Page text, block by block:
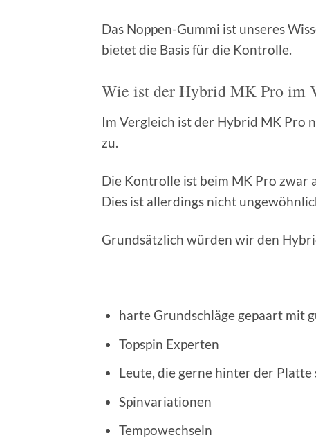
Das Noppen-Gummi ist unseres
bietet die Basis für die Kontrolle.
Wie ist der Hybrid MK Pro im
Im Vergleich ist der Hybrid MK Pro
zu.
Die Kontrolle ist beim MK Pro zwar
Dies ist allerdings nicht
Grundsätzlich würden wir den
harte Grundschläge gepaart mit
Topspin Experten
Leute, die gerne hinter der Platte
Spinvariationen
Tempowechseln